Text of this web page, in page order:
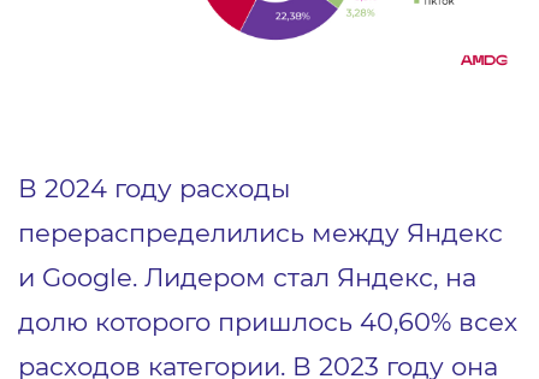
В 2024 году расходы
перераспределились между Яндекс
и Google. Лидером стал Яндекс, на
долю которого пришлось 40,60% всех
расходов категории. В 2023 году она